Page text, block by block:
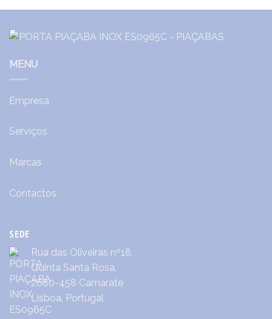
MENU
Empresa
Serviços
Marcas
Contactos
SEDE
Rua das Oliveiras nº18,
Quinta Santa Rosa,
2680-458 Camarate
Lisboa, Portugal